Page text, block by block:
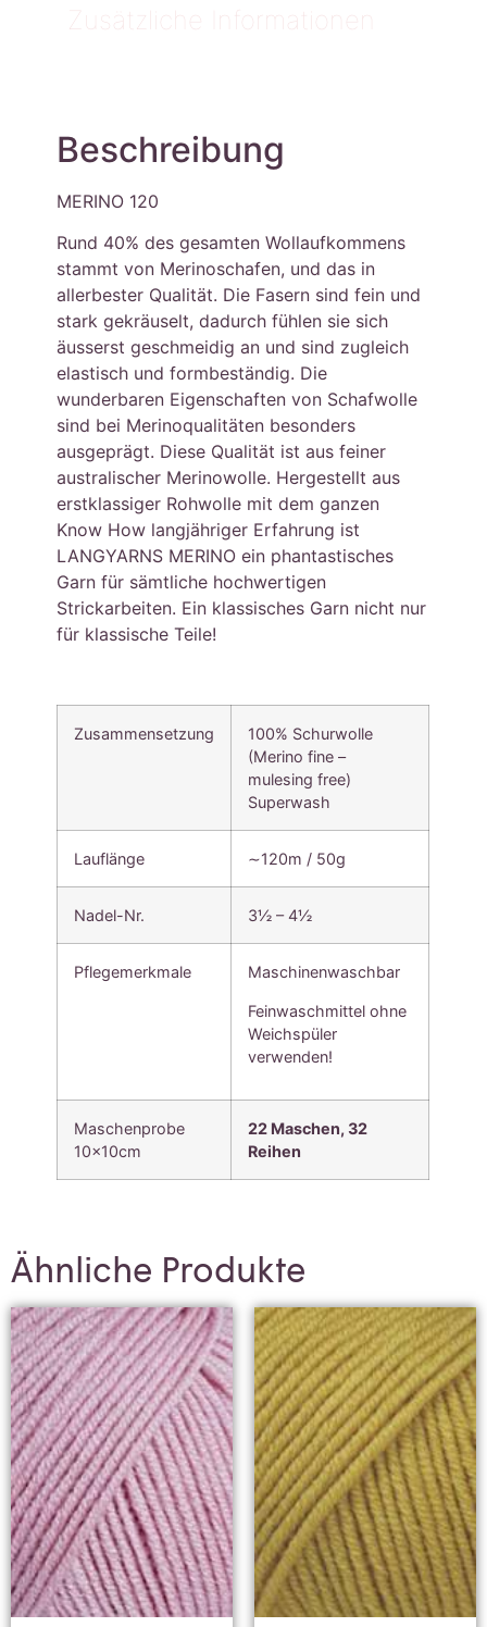
Zusätzliche Informationen
Beschreibung
MERINO 120
Rund 40% des gesamten Wollaufkommens
stammt von Merinoschafen, und das in
allerbester Qualität. Die Fasern sind fein und
stark gekräuselt, dadurch fühlen sie sich
äusserst geschmeidig an und sind zugleich
elastisch und formbeständig. Die
wunderbaren Eigenschaften von Schafwolle
sind bei Merinoqualitäten besonders
ausgeprägt. Diese Qualität ist aus feiner
australischer Merinowolle. Hergestellt aus
erstklassiger Rohwolle mit dem ganzen
Know How langjähriger Erfahrung ist
LANGYARNS MERINO ein phantastisches
Garn für sämtliche hochwertigen
Strickarbeiten. Ein klassisches Garn nicht nur
für klassische Teile!
Zusammensetzung
100% Schurwolle
(Merino fine –
mulesing free)
Superwash
Lauflänge ∼120m / 50g
Nadel-Nr. 3½ – 4½
Pflegemerkmale Maschinenwaschbar
Feinwaschmittel ohne
Weichspüler
verwenden!
Maschenprobe
10x10cm
22 Maschen, 32
Reihen
Ähnliche Produkte